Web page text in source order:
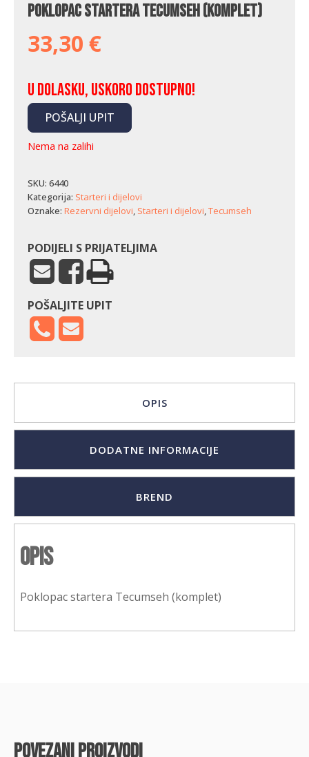
Poklopac startera Tecumseh (komplet)
33,30 €
U dolasku, uskoro dostupno!
POŠALJI UPIT
Nema na zalihi
SKU: 6440
Kategorija: Starteri i dijelovi
Oznake: Rezervni dijelovi, Starteri i dijelovi,Tecumseh
PODIJELI S PRIJATELJIMA
POŠALJITE UPIT
OPIS
DODATNE INFORMACIJE
BREND
Opis
Poklopac startera Tecumseh (komplet)
povezani proizvodi